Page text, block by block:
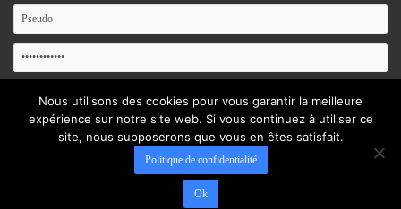
Se souvenir de moi
Mot de passe oublié ?
Nous utilisons des cookies pour vous garantir la meilleure
expérience sur notre site web. Si vous continuez à utiliser ce
site, nous supposerons que vous en êtes satisfait.
Politique de confidentialité
Ok